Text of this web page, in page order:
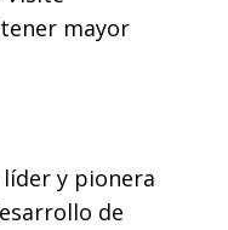
mayor
líder y pionera
de